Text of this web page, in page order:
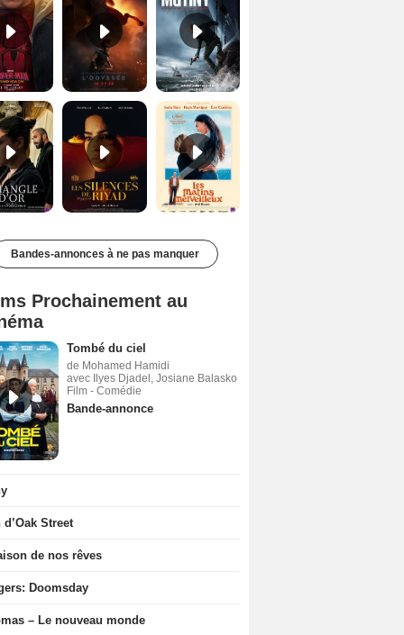
Les Silences de Riyad Bande-annonce VO STFR Les Matins merveilleux Bande-annonce VF
Bandes-annonces à ne pas manquer
Prochainement au
Tombé du ciel
de Mohamed Hamidi
avec Ilyes Djadel, Josiane Balasko
Film - Comédie
Bande-annonce
d’Oak Street
de nos rêves
Doomsday
– Le nouveau monde